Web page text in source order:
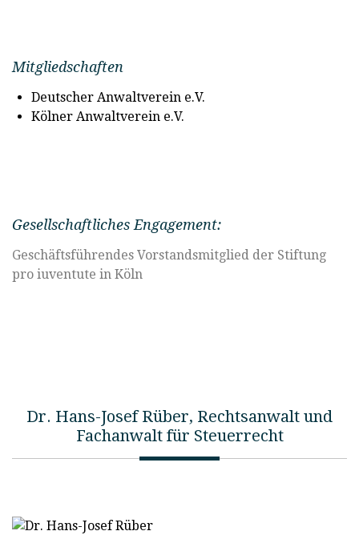
Mitgliedschaften
Deutscher Anwaltverein e.V.
Kölner Anwaltverein e.V.
Gesellschaftliches Engagement:
Geschäftsführendes Vorstandsmitglied der Stiftung
pro iuventute in Köln
Dr. Hans-Josef Rüber, Rechtsanwalt und
Fachanwalt für Steuerrecht